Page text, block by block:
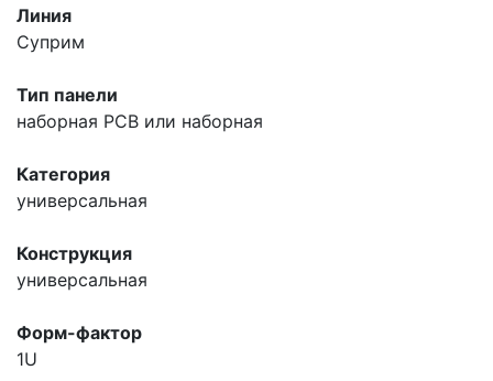
Линия
Суприм
Тип панели
наборная PCB или наборная
Категория
универсальная
Конструкция
универсальная
Форм-фактор
1U